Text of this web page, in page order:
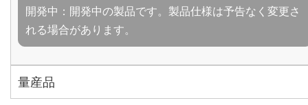
開発中：開発中の製品です。製品仕様は予告なく変更さ
れる場合があります。
量産品